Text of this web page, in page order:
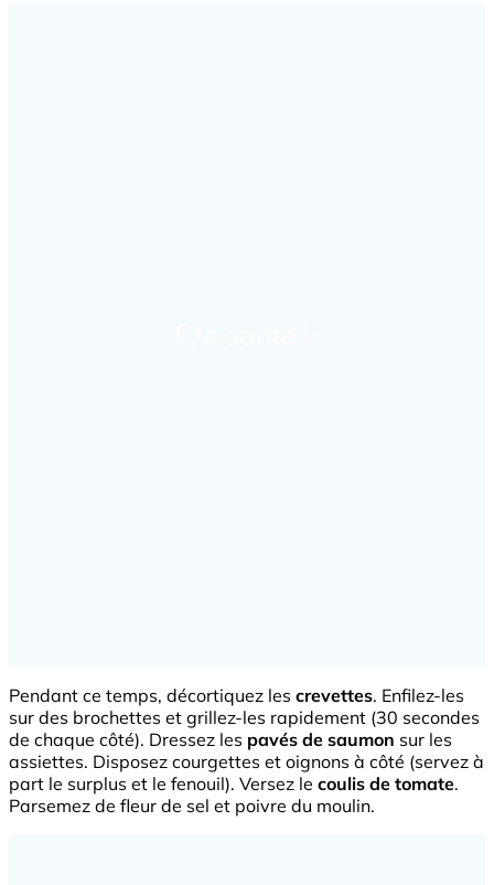
Pendant ce temps, décortiquez les crevettes. Enfilez-les
sur des brochettes et grillez-les rapidement (30 secondes
de chaque côté). Dressez les pavés de saumon sur les
assiettes. Disposez courgettes et oignons à côté (servez à
part le surplus et le fenouil). Versez le coulis de tomate.
Parsemez de fleur de sel et poivre du moulin.